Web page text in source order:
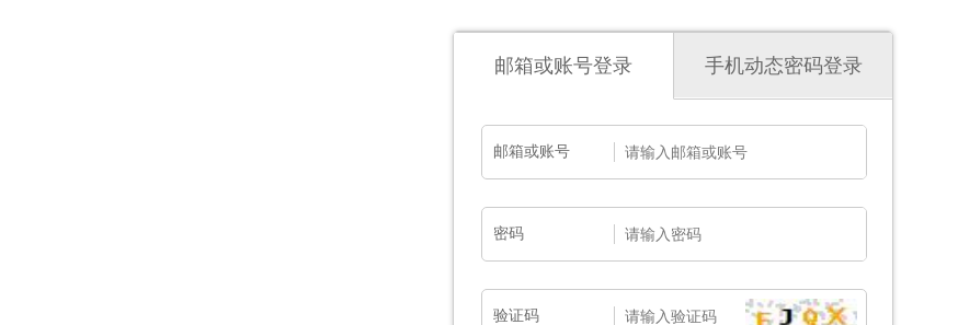
邮箱或账号登录 手机动态密码登录
邮箱或账号
密码
验证码